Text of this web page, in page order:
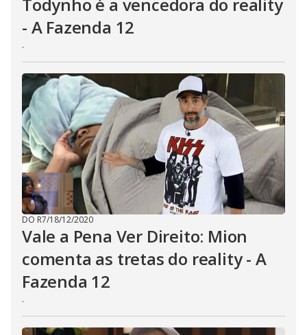
- A Fazenda 12
.
DO R7/18/12/2020
Vale a Pena Ver Direito: Mion
comenta as tretas do reality - A
Fazenda 12
.